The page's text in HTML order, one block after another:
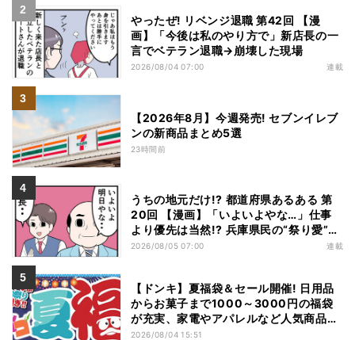
やったぜ! リベンジ退職 第42回 【漫
画】「今後は私のやり方で」新店長の一
言でベテラン退職→崩壊した現場
2026/08/04 07:00 連載
【2026年8月】今週発売! セブンイレブ
ンの新商品まとめ5選
23時間前
うちの地元だけ!? 都道府県あるある 第
20回 【漫画】「いよいよやな…」仕事
より優先は当然!? 兵庫県民の“祭り愛”が
熱すぎた
2026/08/05 07:00 連載
【ドンキ】夏福袋＆セール開催! 日用品
からお菓子まで1000～3000円の福袋
が充実、家電やアパレルなど人気商品も
特価
2026/08/04 15:51